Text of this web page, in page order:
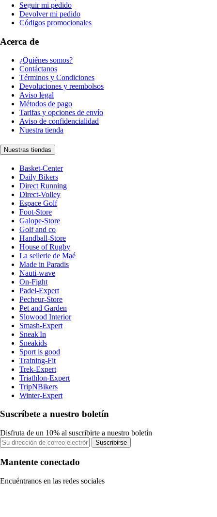
Seguir mi pedido
Devolver mi pedido
Códigos promocionales
Acerca de
¿Quiénes somos?
Contáctanos
Términos y Condiciones
Devoluciones y reembolsos
Aviso legal
Métodos de pago
Tarifas y opciones de envío
Aviso de confidencialidad
Nuestra tienda
Nuestras tiendas
Basket-Center
Daily Bikers
Direct Running
Direct-Volley
Espace Golf
Foot-Store
Galope-Store
Golf and co
Handball-Store
House of Rugby
La sellerie de Maé
Made in Paradis
Nauti-wave
On-Fight
Padel-Expert
Pecheur-Store
Pet and Garden
Slowood Interior
Smash-Expert
Sneak'In
Sneakids
Sport is good
Training-Fit
Trek-Expert
Triathlon-Expert
TripNBikers
Winter-Expert
Suscríbete a nuestro boletín
Disfruta de un 10% al suscribirte a nuestro boletín
Suscribirse
Mantente conectado
Encuéntranos en las redes sociales